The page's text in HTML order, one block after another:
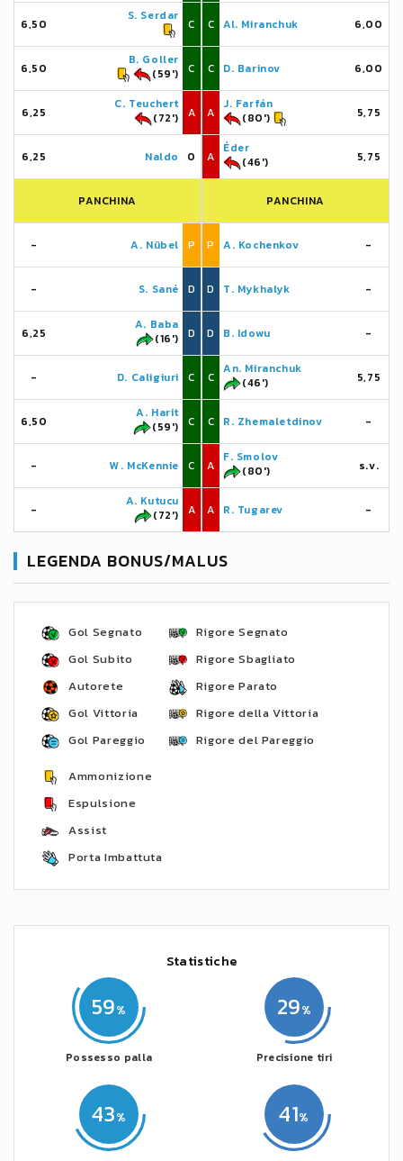
6,50
S. Serdar
C
6,50
B. Goller
(59')
C
6,25
C. Teuchert
(72')
A
6,25 Naldo 0
PANCHINA
- A. Nübel P
- S. Sané D
6,25
A. Baba
(16')
D
- D. Caligiuri C
6,50
A. Harit
(59')
C
- W. McKennie C
-
A. Kutucu
(72')
A
C Al. Miranchuk 6,00
C D. Barinov 6,00
A
J. Farfán
(80')
5,75
A
Éder
(46')
5,75
PANCHINA
P A. Kochenkov -
D T. Mykhalyk -
D B. Idowu -
C
An. Miranchuk
(46')
5,75
C R. Zhemaletdinov -
A
F. Smolov
(80')
s.v.
A R. Tugarev -
LEGENDA BONUS/MALUS
Gol Segnato
Gol Subito
Autorete
Gol Vittoria
Gol Pareggio
Rigore Segnato
Rigore Sbagliato
Rigore Parato
Rigore della Vittoria
Rigore del Pareggio
Ammonizione
Espulsione
Assist
Porta Imbattuta
Statistiche
59
Possesso palla
43 41
29
Precisione tiri